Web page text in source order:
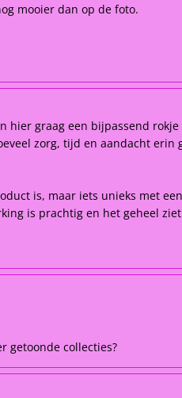
mooier dan op de foto.
graag een bijpassend
zorg, tijd en aandacht
is, maar iets unieks met
is prachtig en het geheel
getoonde collecties?